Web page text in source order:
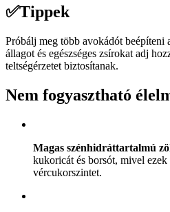
✅Tippek
Próbálj meg több avokádót beépíteni
állagot és egészséges zsírokat adj
teltségérzetet biztosítanak.
Nem fogyasztható
Magas szénhidráttartalmú
kukoricát és borsót, mivel ezek
vércukorszintet.